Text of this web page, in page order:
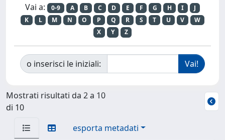
Vai a: 0-9 A B C D E F G H I
J
K
L M N O P Q R S T U V
W
X
Y Z
o inserisci le iniziali:
Mostrati risultati da 2 a 10
di 10
esporta metadati